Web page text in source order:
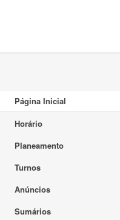
Página Inicial
Horário
Planeamento
Turnos
Anúncios
Sumários